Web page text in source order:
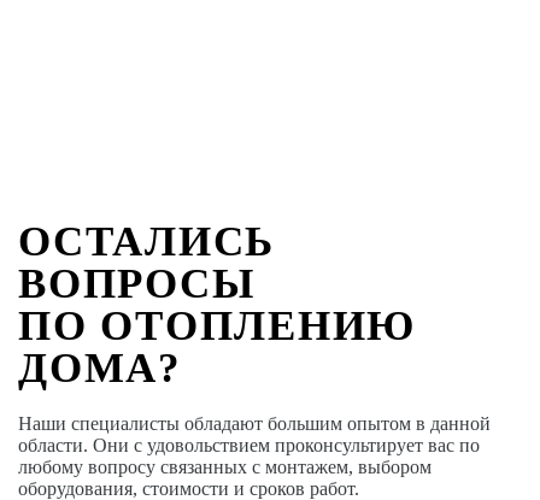
ОСТАЛИСЬ
ВОПРОСЫ
ПО ОТОПЛЕНИЮ
ДОМА?
Наши специалисты обладают большим опытом в данной
области. Они с удовольствием проконсультирует вас по
любому вопросу связанных с монтажем, выбором
оборудования, стоимости и сроков работ.